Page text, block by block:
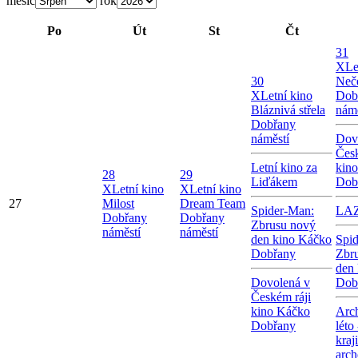
Po Út St Čt
27
28
XLetní kino
Milost
Dobřany
náměstí
29
XLetní kino
Dream Team
Dobřany
náměstí
30
XLetní kino
Bláznivá střela
Dobřany
náměstí
Letní kino za
Liďákem
Spider-Man:
Zbrusu nový
den kino Káčko
Dobřany
Dovolená v
Českém ráji
kino Káčko
Dobřany
31
X
den
léto